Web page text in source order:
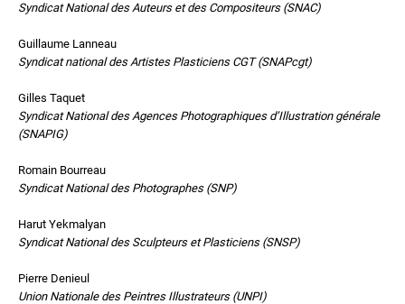
Syndicat National des Auteurs et des Compositeurs (SNAC)
Guillaume Lanneau
Syndicat national des Artistes Plasticiens CGT (SNAPcgt)
Gilles Taquet
Syndicat National des Agences Photographiques d’Illustration générale
(SNAPIG)
Romain Bourreau
Syndicat National des Photographes (SNP)
Harut Yekmalyan
Syndicat National des Sculpteurs et Plasticiens (SNSP)
Pierre Denieul
Union Nationale des Peintres Illustrateurs (UNPI)